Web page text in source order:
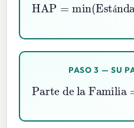
á
HAP min( Alquiler Bruto
PASO 3 — SU
Parte de laAlquiler Bruto